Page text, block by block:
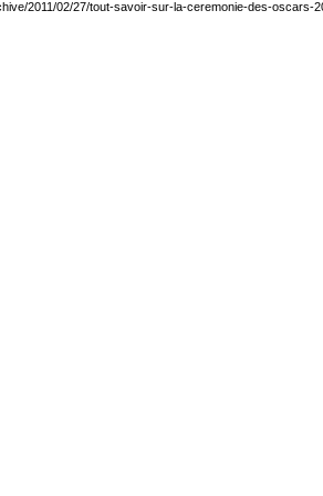
2011/02/27/tout-savoir-sur-la-ceremonie-des-oscars-